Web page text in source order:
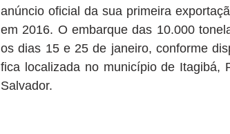
anúncio oficial da sua primeira
em 2016. O embarque das 10.000
os dias 15 e 25 de janeiro, conforme
fica localizada no município de Itagibá,
Salvador.